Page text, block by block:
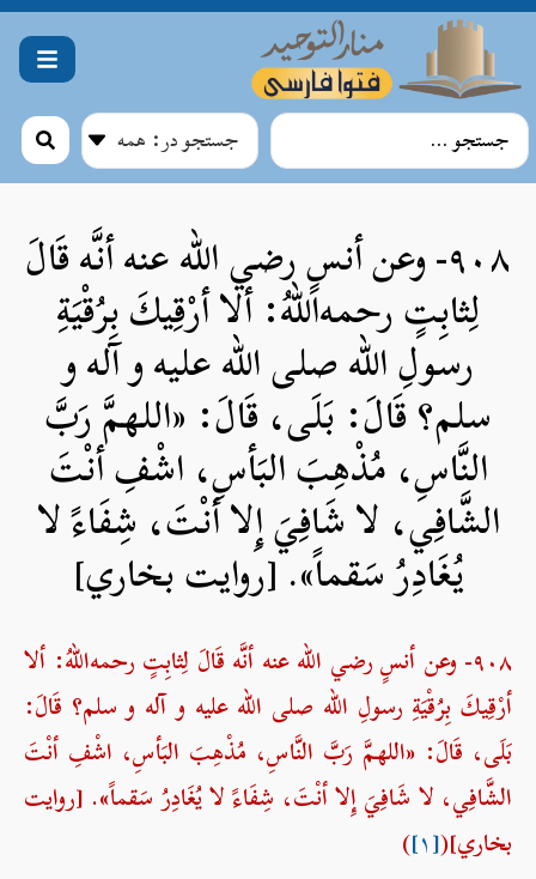
۹۰۸- وعن أنسٍ رضي الله عنه أنَّه قَالَ
لِثابِتٍ رحمه‌اللهُ: ألا أرْقِيكَ بِرُقْيَةِ
رسولِ الله صلی الله علیه و آله و
سلم؟ قَالَ: بَلَى، قَالَ: «اللهمَّ رَبَّ
النَّاسِ، مُذْهِبَ البَأسِ، اشْفِ أنْتَ
الشَّافِي، لا شَافِيَ إِلا أنْتَ، شِفَاءً لا
يُغَادِرُ سَقماً». [روایت بخاري]
۹۰۸- وعن أنسٍ رضي الله عنه أنَّه قَالَ لِثابِتٍ رحمه‌اللهُ: ألا
أرْقِيكَ بِرُقْيَةِ رسولِ الله صلی الله علیه و آله و سلم؟ قَالَ:
بَلَى، قَالَ: «اللهمَّ رَبَّ النَّاسِ، مُذْهِبَ البَأسِ، اشْفِ أنْتَ
الشَّافِي، لا شَافِيَ إِلا أنْتَ، شِفَاءً لا يُغَادِرُ سَقماً». [روایت
بخاري]([۱] )